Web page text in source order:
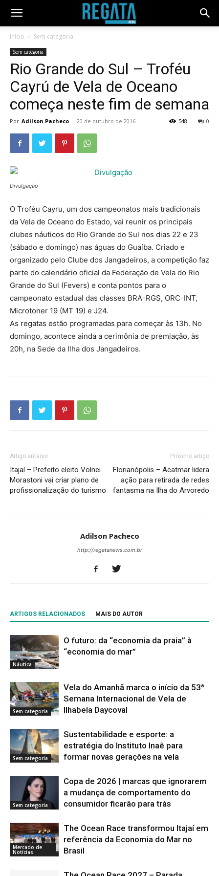
Início Sem categoria
Sem categoria
Rio Grande do Sul – Troféu
Cayrú de Vela de Oceano
começa neste fim de semana
Por Adilson Pacheco - 20 de outubro de 2016 0
548
Divulgação
O Troféu Cayru, um dos campeonatos mais tradicionais
da Vela de Oceano do Estado, vai reunir os principais
clubes náuticos do Rio Grande do Sul nos dias 22 e 23
(sábado e domingo) nas águas do Guaíba. Criado e
organizado pelo Clube dos Jangadeiros, a competição faz
parte do calendário oficial da Federação de Vela do Rio
Grande do Sul (Fevers) e conta pontos para o
campeonato estadual das classes BRA-RGS, ORC-INT,
Microtoner 19 (MT 19) e J24.
As regatas estão programadas para começar às 13h. No
domingo, acontece ainda a cerimônia de premiação, às
20h, na Sede da Ilha dos Jangadeiros.
Artigo anterior
Itajaí – Prefeito eleito Volnei
Morastoni vai criar plano de
profissionalização do turismo
Próximo artigo
Florianópolis – Acatmar lidera
ação para retirada de redes
fantasma na Ilha do Arvoredo
Adilson Pacheco
http://regatanews.com.br
ARTIGOS RELACIONADOS MAIS DO AUTOR
Náutica
O futuro: da “economia da praia” à
“economia do mar”
Sem categoria
Vela do Amanhã marca o início da 53ª
Semana Internacional de Vela de
Ilhabela Daycoval
Sem categoria
Sustentabilidade e esporte: a
estratégia do Instituto Inaê para
formar novas gerações na vela
Sem categoria
Copa de 2026 | marcas que ignorarem
a mudança de comportamento do
consumidor ficarão para trás
Mercado de
Notícias
The Ocean Race transformou Itajaí em
referência da Economia do Mar no
Brasil